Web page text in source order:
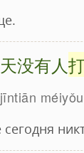
没有人